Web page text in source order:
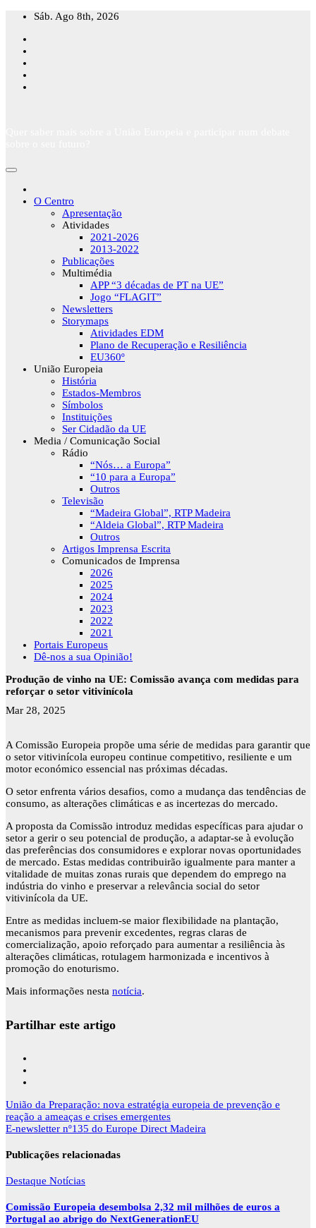
Skip
content
Sáb. Ago 8th, 2026
O Centro
Apresentação
Atividades
2021-2026
2013-2022
Publicações
Multimédia
APP “3 décadas de PT na UE”
Jogo “FLAGIT”
Newsletters
Storymaps
Atividades EDM
Plano de Recuperação e Resiliência
EU360º
União Europeia
História
Estados-Membros
Símbolos
Instituições
Ser Cidadão da UE
Media / Comunicação Social
Rádio
“Nós… a Europa”
“10 para a Europa”
Outros
Televisão
“Madeira Global”, RTP Madeira
“Aldeia Global”, RTP Madeira
Outros
Artigos Imprensa Escrita
Comunicados de Imprensa
2026
2025
2024
2023
2022
2021
Portais Europeus
Dê-nos a sua Opinião!
Produção de vinho na UE: Comissão avança com medidas para
reforçar o setor vitivinícola
Mar 28, 2025
A Comissão Europeia propõe uma série de medidas para garantir que
o setor vitivinícola europeu continue competitivo, resiliente e um
motor económico essencial nas próximas décadas.
O setor enfrenta vários desafios, como a mudança das tendências de
consumo, as alterações climáticas e as incertezas do mercado.
A proposta da Comissão introduz medidas específicas para ajudar o
setor a gerir o seu potencial de produção, a adaptar-se à evolução
das preferências dos consumidores e explorar novas oportunidades
de mercado. Estas medidas contribuirão igualmente para manter a
vitalidade de muitas zonas rurais que dependem do emprego na
indústria do vinho e preservar a relevância social do setor
vitivinícola da UE.
Entre as medidas incluem-se maior flexibilidade na plantação,
mecanismos para prevenir excedentes, regras claras de
comercialização, apoio reforçado para aumentar a resiliência às
alterações climáticas, rotulagem harmonizada e incentivos à
promoção do enoturismo.
Mais informações nesta notícia.
Partilhar este artigo
Navegação
de
artigos
União da Preparação: nova estratégia europeia de prevenção e
reação a ameaças e crises emergentes
E-newsletter nº135 do Europe Direct Madeira
Publicações relacionadas
Destaque Notícias
Comissão Europeia desembolsa 2,32 mil milhões de euros a
Portugal ao abrigo do NextGenerationEU